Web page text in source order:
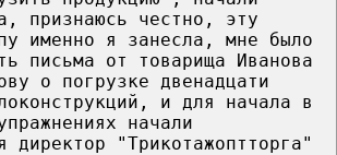
признаюсь честно, эту
именно я занесла, мне было
письма от товарища Иванова
о погрузке двенадцати
и для начала в
начали
директор "Трикотажоптторга"